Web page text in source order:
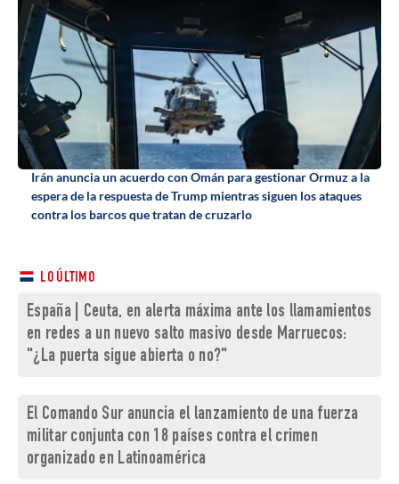
Irán anuncia un acuerdo con Omán para gestionar Ormuz a la
espera de la respuesta de Trump mientras siguen los ataques
contra los barcos que tratan de cruzarlo
LO ÚLTIMO
España | Ceuta, en alerta máxima ante los llamamientos
en redes a un nuevo salto masivo desde Marruecos:
"¿La puerta sigue abierta o no?"
El Comando Sur anuncia el lanzamiento de una fuerza
militar conjunta con 18 países contra el crimen
organizado en Latinoamérica